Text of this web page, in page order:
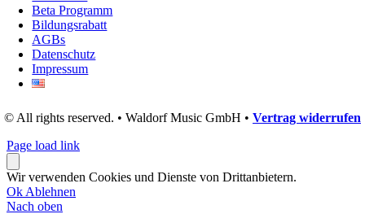
Beta Programm
Bildungsrabatt
AGBs
Datenschutz
Impressum
© All rights reserved. • Waldorf Music GmbH • Vertrag widerrufen
Page load link
Wir verwenden Cookies und Dienste von Drittanbietern.
Ok Ablehnen
Nach oben